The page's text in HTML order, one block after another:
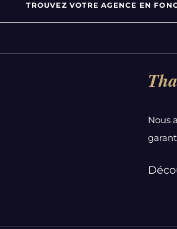
TROUVEZ VOTRE AGENCE EN
Par
Côte-d'Or
Nous